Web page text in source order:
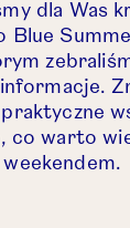
dla Was
Blue
co warto